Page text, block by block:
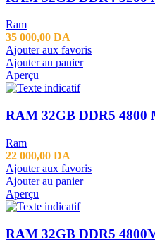
Ram
35 000,00 DA
Ajouter aux favoris
Ajouter au panier
Aperçu
RAM 32GB DDR5
Ram
22 000,00 DA
Ajouter aux favoris
Ajouter au panier
Aperçu
RAM 32GB DDR5